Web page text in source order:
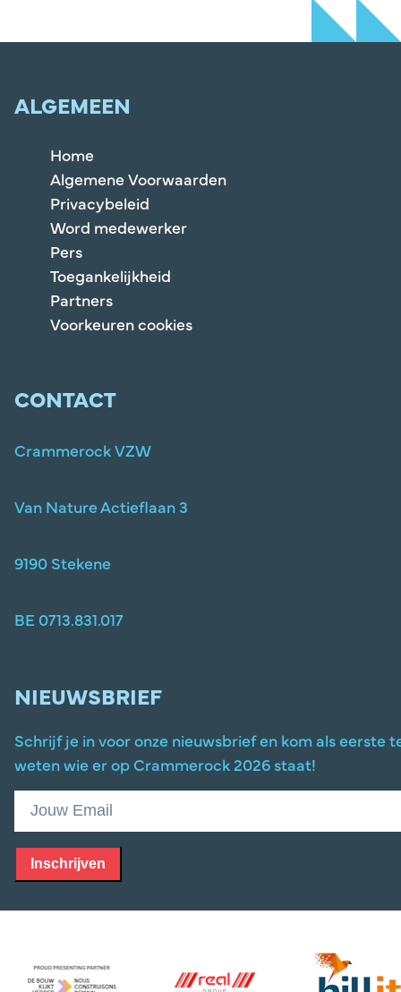
ALGEMEEN
Home
Algemene Voorwaarden
Privacybeleid
Word medewerker
Pers
Toegankelijkheid
Partners
Voorkeuren cookies
CONTACT
Crammerock VZW
Van Nature Actieflaan 3
9190 Stekene
BE 0713.831.017
NIEUWSBRIEF
Schrijf je in voor onze nieuwsbrief en kom als eerste
weten wie er op Crammerock 2026 staat!
Inschrijven